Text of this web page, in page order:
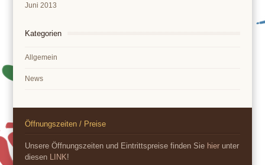
Juni 2013
Kategorien
Allgemein
News
Öffnungszeiten / Preise
Unsere Öffnungszeiten und Eintrittspreise finden Sie hier unter
diesen LINK!